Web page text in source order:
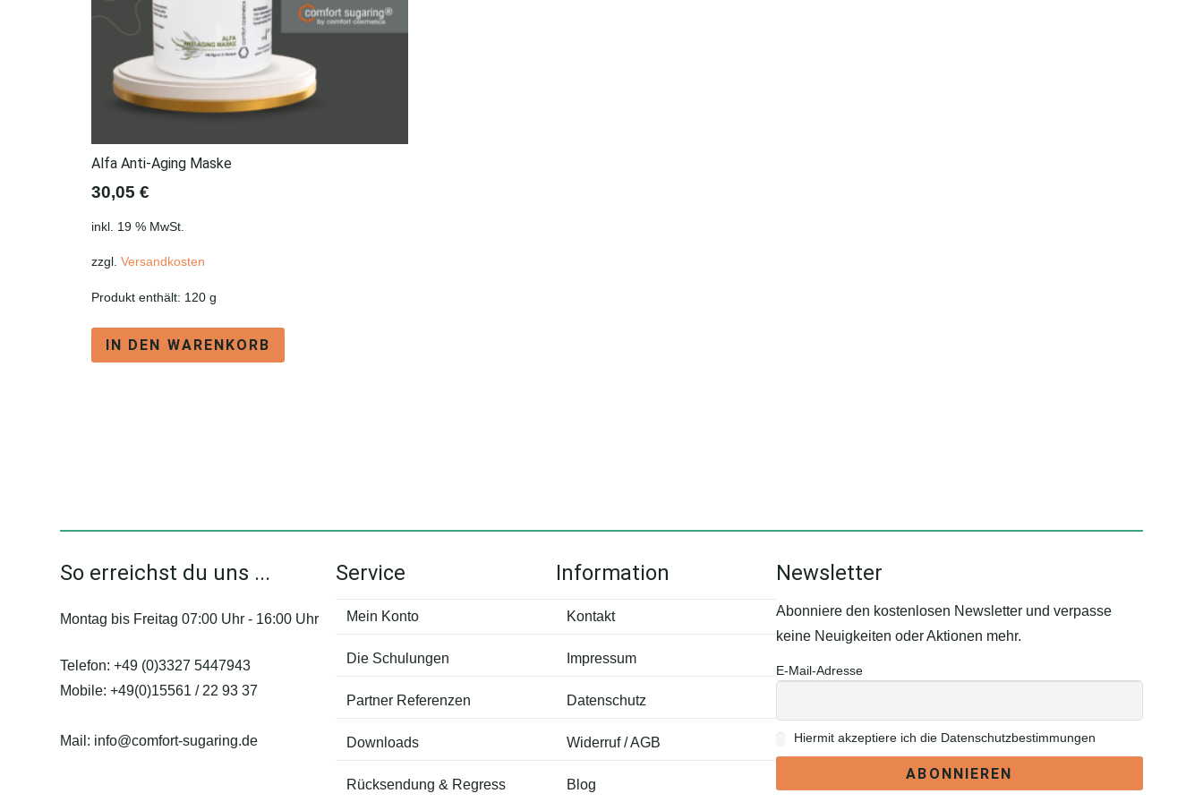
Alfa Anti-Aging Maske
30,05 €
inkl. 19 % MwSt.
zzgl. Versandkosten
Produkt enthält: 120 g
IN DEN WARENKORB
So erreichst du uns ...
Montag bis Freitag 07:00 Uhr - 16:00 Uhr
Telefon:+49 (0)3327 5447943
Mobile:+49(0)15561 / 22 93 37
Mail: info@comfort-sugaring.de
Service
Mein Konto
Die Schulungen
Partner Referenzen
Downloads
Rücksendung & Regress
Information
Kontakt
Impressum
Datenschutz
Widerruf / AGB
Blog
Newsletter
Abonniere den kostenlosen Newsletter und verpasse
keine Neuigkeiten oder Aktionen mehr.
E-Mail-Adresse
Hiermit akzeptiere ich die Datenschutzbestimmungen